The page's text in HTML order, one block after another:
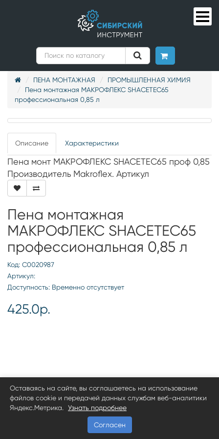
ПЕНА МОНТАЖНАЯ
ПРОМЫШЛЕННАЯ ХИМИЯ
Пена монтажная МАКРОФЛЕКС SHACETEC65
профессиональная 0,85 л
Описание Характеристики
Пена монт МАКРОФЛЕКС SHACETEC65 проф 0,85
Производитель Makroflex. Артикул
Пена монтажная
МАКРОФЛЕКС SHACETEC65
профессиональная 0,85 л
Код: С0020987
Артикул:
Доступность: Временно отсутствует
425.0р.
Оставаясь на сайте, вы соглашаетесь на использование
файлов cookie и передачей данных службам веб-аналитики
Яндекс.Метрика.
Узнать подробнее
Согласен